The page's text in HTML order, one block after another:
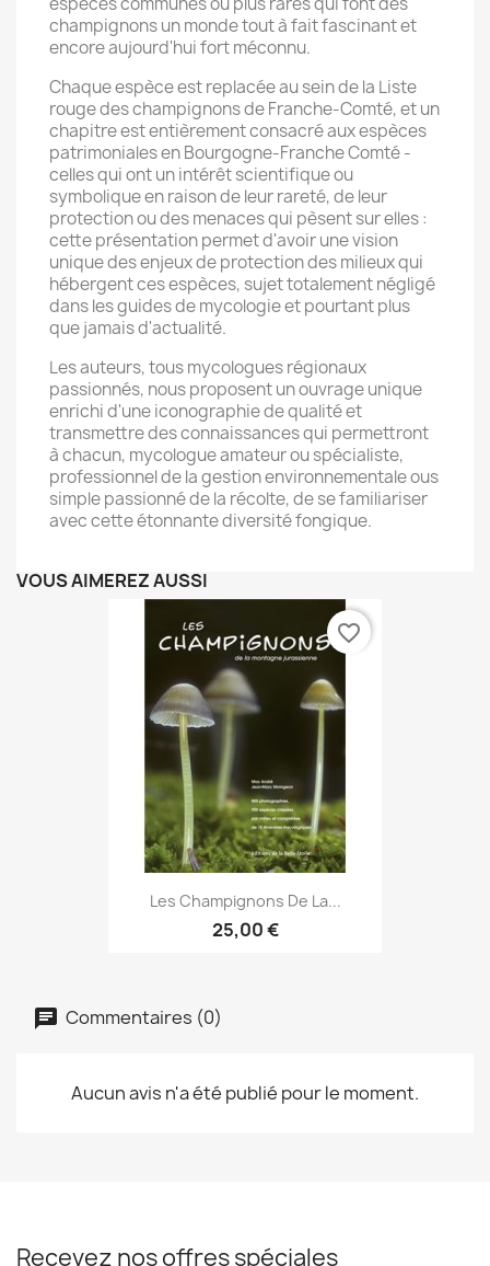
champignons un monde tout à fait fascinant et
encore aujourd'hui fort méconnu.
Chaque espèce est replacée au sein de la Liste
rouge des champignons de Franche-Comté, et un
chapitre est entièrement consacré aux espèces
patrimoniales en Bourgogne-Franche Comté -
celles qui ont un intérêt scientifique ou
symbolique en raison de leur rareté, de leur
protection ou des menaces qui pèsent sur elles :
cette présentation permet d'avoir une vision
unique des enjeux de protection des milieux qui
hébergent ces espèces, sujet totalement négligé
dans les guides de mycologie et pourtant plus
que jamais d'actualité.
Les auteurs, tous mycologues régionaux
passionnés, nous proposent un ouvrage unique
enrichi d'une iconographie de qualité et
transmettre des connaissances qui permettront
à chacun, mycologue amateur ou spécialiste,
professionnel de la gestion environnementale ous
simple passionné de la récolte, de se familiariser
avec cette étonnante diversité fongique.
VOUS AIMEREZ AUSSI
Les Champignons De La...
25,00 €
favorite_border
Commentaires (0)
Aucun avis n'a été publié pour le moment.
Recevez nos offres spéciales